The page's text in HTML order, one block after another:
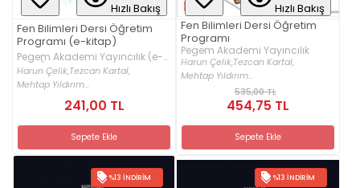
Hızlı Bakış
Fen Bilimleri Dersi Öğretim
Programı (e-kitap)
Pegem Akademi Yayıncılık (e-
kitap)
Harun Çelik,Tezcan Kartal,
Mehtap Yıldırım...
241,00 TL
Sepete Ekle
Hızlı Bakış
Fen Bilimleri Dersi Öğretim
Programı
Pegem Akademi Yayıncılık
Harun Çelik,Tezcan Kartal,
Mehtap Yıldırım...
535,00 TL
454,75 TL
Sepete Ekle
%13 İNDIRIM %13 İNDIRIM